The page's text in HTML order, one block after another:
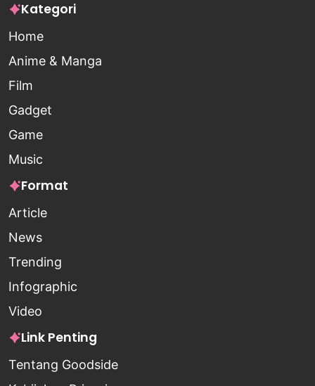
Kategori
Home
Anime & Manga
Film
Gadget
Game
Music
Format
Article
News
Trending
Infographic
Video
Link Penting
Tentang Goodside